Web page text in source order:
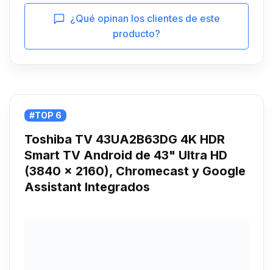
¿Qué opinan los clientes de este
producto?
#TOP 6
Toshiba TV 43UA2B63DG 4K HDR
Smart TV Android de 43" Ultra HD
(3840 x 2160), Chromecast y Google
Assistant Integrados